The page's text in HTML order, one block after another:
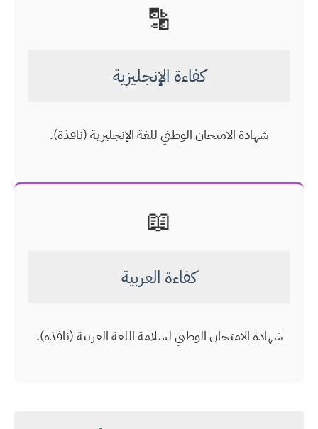
🔡
كفاءة الإنجليزية
شهادة الامتحان الوطني للغة الإنجليزية (نافذة).
📖
كفاءة العربية
شهادة الامتحان الوطني لسلامة اللغة العربية (نافذة).